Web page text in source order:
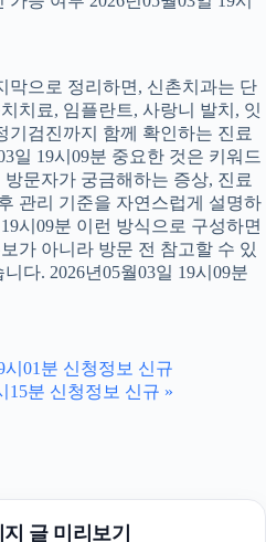
막으로 정리하면, 신촌치과는 단
치료, 임플란트, 사랑니 발치, 잇
기검진까지 함께 확인하는 진료
일 19시09분 중요한 것은 키워드
문자가 궁금해하는 증상, 진료
관리 기준을 자연스럽게 설명하
시09분 이런 방식으로 구성하면
가 아니라 방문 전 참고할 수 있
다. 2026년05월03일 19시09분
시01분 신청정보 신규
15분 신청정보 신규 »
글 미리보기